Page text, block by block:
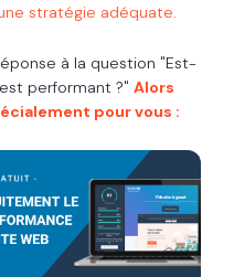
stratégie adéquate.
à la question "Est-
performant ?" Alors
pour vous :